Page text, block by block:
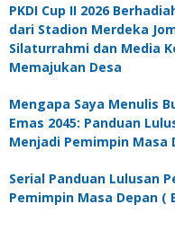
PKDI Cup II 2026
dari Stadion Merdeka
Silaturrahmi dan Media
Memajukan Desa
Mengapa Saya Menulis
Emas 2045: Panduan
Menjadi Pemimpin Masa
Serial Panduan Lulusan
Pemimpin Masa Depan (